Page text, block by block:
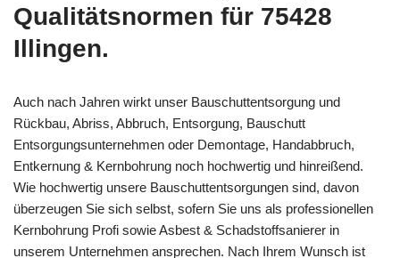
Qualitätsnormen für 75428
Illingen.
Auch nach Jahren wirkt unser Bauschuttentsorgung und
Rückbau, Abriss, Abbruch, Entsorgung, Bauschutt
Entsorgungsunternehmen oder Demontage, Handabbruch,
Entkernung & Kernbohrung noch hochwertig und hinreißend.
Wie hochwertig unsere Bauschuttentsorgungen sind, davon
überzeugen Sie sich selbst, sofern Sie uns als professionellen
Kernbohrung Profi sowie Asbest & Schadstoffsanierer in
unserem Unternehmen ansprechen. Nach Ihrem Wunsch ist